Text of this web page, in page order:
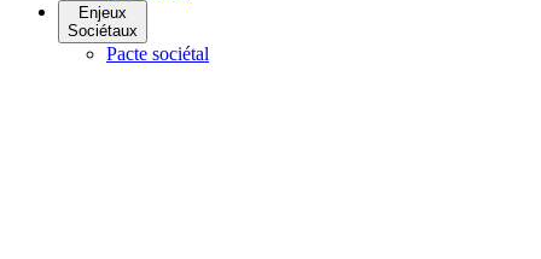
Enjeux
Sociétaux
Pacte sociétal